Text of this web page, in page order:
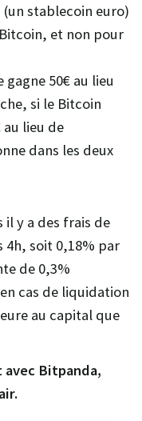
(un stablecoin euro)
et non pour
50€ au lieu
si le Bitcoin
au lieu de
dans les deux
il y a des frais de
4h, soit 0,18% par
de 0,3%
cas de liquidation
au capital que
avec Bitpanda,